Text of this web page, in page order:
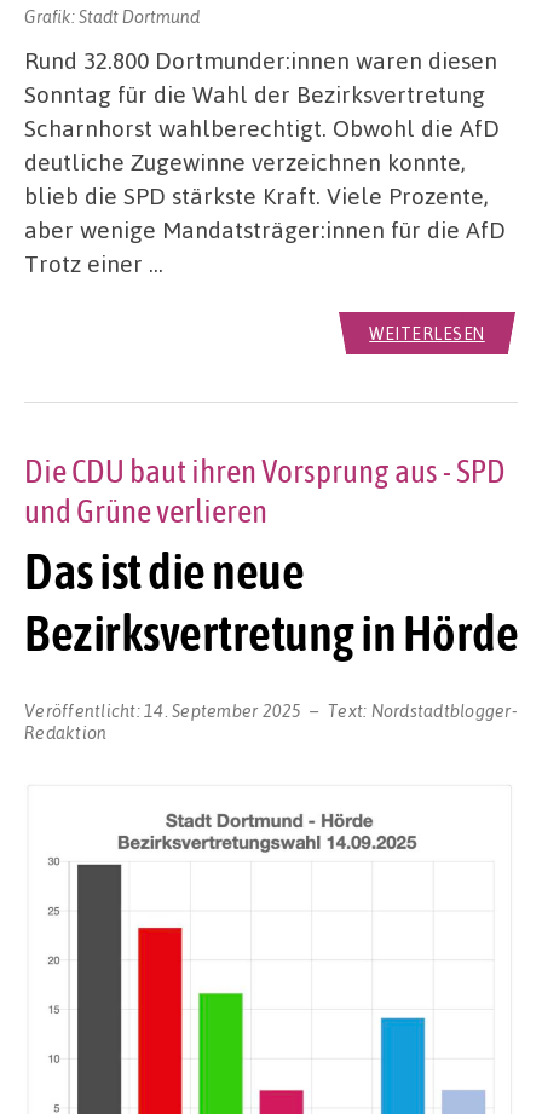
Grafik: Stadt Dortmund
Rund 32.800 Dortmunder:innen waren diesen
Sonntag für die Wahl der Bezirksvertretung
Scharnhorst wahlberechtigt. Obwohl die AfD
deutliche Zugewinne verzeichnen konnte,
blieb die SPD stärkste Kraft. Viele Prozente,
aber wenige Mandatsträger:innen für die AfD
Trotz einer …
WEITERLESEN
Das ist die neue
Bezirksvertretung in Hörde
Die CDU baut ihren Vorsprung aus - SPD
und Grüne verlieren
Veröffentlicht: 14. September 2025 Text: Nordstadtblogger-
Redaktion